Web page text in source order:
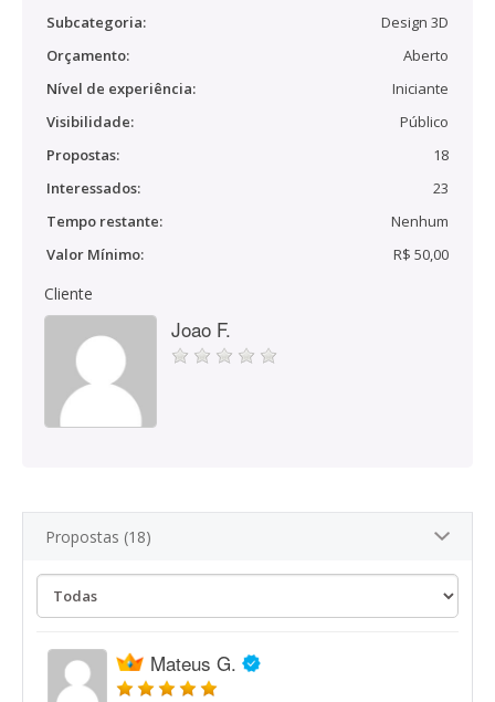
Subcategoria:
Design 3D
Orçamento:
Aberto
Nível de experiência:
Iniciante
Visibilidade:
Público
Propostas:
18
Interessados:
23
Tempo restante:
Nenhum
Valor Mínimo:
R$ 50,00
Cliente
Joao F.
Propostas (18)
Mateus G.